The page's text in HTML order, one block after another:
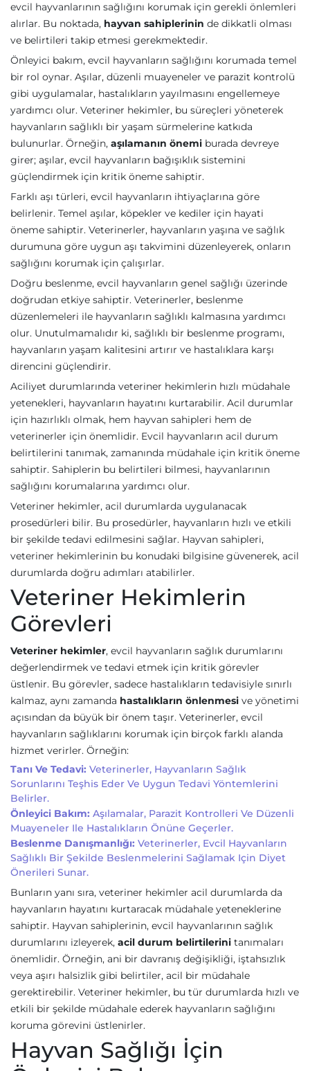
evcil hayvanlarının sağlığını korumak için gerekli önlemleri
alırlar. Bu noktada, hayvan sahiplerinin de dikkatli olması
ve belirtileri takip etmesi gerekmektedir.
Önleyici bakım, evcil hayvanların sağlığını korumada temel
bir rol oynar. Aşılar, düzenli muayeneler ve parazit kontrolü
gibi uygulamalar, hastalıkların yayılmasını engellemeye
yardımcı olur. Veteriner hekimler, bu süreçleri yöneterek
hayvanların sağlıklı bir yaşam sürmelerine katkıda
bulunurlar. Örneğin, aşılamanın önemi burada devreye
girer; aşılar, evcil hayvanların bağışıklık sistemini
güçlendirmek için kritik öneme sahiptir.
Farklı aşı türleri, evcil hayvanların ihtiyaçlarına göre
belirlenir. Temel aşılar, köpekler ve kediler için hayati
öneme sahiptir. Veterinerler, hayvanların yaşına ve sağlık
durumuna göre uygun aşı takvimini düzenleyerek, onların
sağlığını korumak için çalışırlar.
Doğru beslenme, evcil hayvanların genel sağlığı üzerinde
doğrudan etkiye sahiptir. Veterinerler, beslenme
düzenlemeleri ile hayvanların sağlıklı kalmasına yardımcı
olur. Unutulmamalıdır ki, sağlıklı bir beslenme programı,
hayvanların yaşam kalitesini artırır ve hastalıklara karşı
direncini güçlendirir.
Aciliyet durumlarında veteriner hekimlerin hızlı müdahale
yetenekleri, hayvanların hayatını kurtarabilir. Acil durumlar
için hazırlıklı olmak, hem hayvan sahipleri hem de
veterinerler için önemlidir. Evcil hayvanların acil durum
belirtilerini tanımak, zamanında müdahale için kritik öneme
sahiptir. Sahiplerin bu belirtileri bilmesi, hayvanlarının
sağlığını korumalarına yardımcı olur.
Veteriner hekimler, acil durumlarda uygulanacak
prosedürleri bilir. Bu prosedürler, hayvanların hızlı ve etkili
bir şekilde tedavi edilmesini sağlar. Hayvan sahipleri,
veteriner hekimlerinin bu konudaki bilgisine güvenerek, acil
durumlarda doğru adımları atabilirler.
Veteriner Hekimlerin
Görevleri
Veteriner hekimler, evcil hayvanların sağlık durumlarını
değerlendirmek ve tedavi etmek için kritik görevler
üstlenir. Bu görevler, sadece hastalıkların tedavisiyle sınırlı
kalmaz, aynı zamanda hastalıkların önlenmesi ve yönetimi
açısından da büyük bir önem taşır. Veterinerler, evcil
hayvanların sağlıklarını korumak için birçok farklı alanda
hizmet verirler. Örneğin:
Tanı Ve Tedavi: Veterinerler, Hayvanların Sağlık
Sorunlarını Teşhis Eder Ve Uygun Tedavi Yöntemlerini
Belirler.
Önleyici Bakım: Aşılamalar, Parazit Kontrolleri Ve Düzenli
Muayeneler Ile Hastalıkların Önüne Geçerler.
Beslenme Danışmanlığı: Veterinerler, Evcil Hayvanların
Sağlıklı Bir Şekilde Beslenmelerini Sağlamak Için Diyet
Önerileri Sunar.
Bunların yanı sıra, veteriner hekimler acil durumlarda da
hayvanların hayatını kurtaracak müdahale yeteneklerine
sahiptir. Hayvan sahiplerinin, evcil hayvanlarının sağlık
durumlarını izleyerek, acil durum belirtilerini tanımaları
önemlidir. Örneğin, ani bir davranış değişikliği, iştahsızlık
veya aşırı halsizlik gibi belirtiler, acil bir müdahale
gerektirebilir. Veteriner hekimler, bu tür durumlarda hızlı ve
etkili bir şekilde müdahale ederek hayvanların sağlığını
koruma görevini üstlenirler.
Hayvan Sağlığı İçin